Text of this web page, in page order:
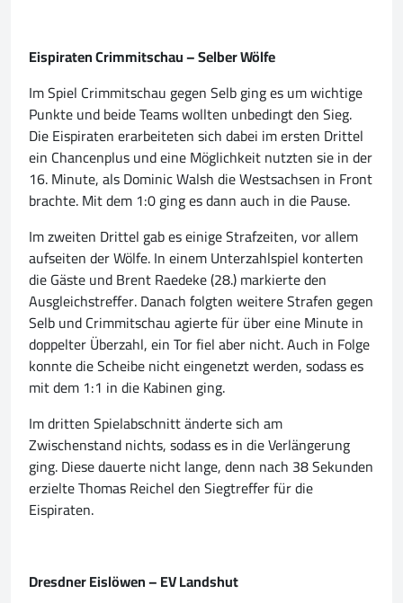
Eispiraten Crimmitschau – Selber Wölfe
Im Spiel Crimmitschau gegen Selb ging es um wichtige
Punkte und beide Teams wollten unbedingt den Sieg.
Die Eispiraten erarbeiteten sich dabei im ersten Drittel
ein Chancenplus und eine Möglichkeit nutzten sie in der
16. Minute, als Dominic Walsh die Westsachsen in Front
brachte. Mit dem 1:0 ging es dann auch in die Pause.
Im zweiten Drittel gab es einige Strafzeiten, vor allem
aufseiten der Wölfe. In einem Unterzahlspiel konterten
die Gäste und Brent Raedeke (28.) markierte den
Ausgleichstreffer. Danach folgten weitere Strafen gegen
Selb und Crimmitschau agierte für über eine Minute in
doppelter Überzahl, ein Tor fiel aber nicht. Auch in Folge
konnte die Scheibe nicht eingenetzt werden, sodass es
mit dem 1:1 in die Kabinen ging.
Im dritten Spielabschnitt änderte sich am
Zwischenstand nichts, sodass es in die Verlängerung
ging. Diese dauerte nicht lange, denn nach 38 Sekunden
erzielte Thomas Reichel den Siegtreffer für die
Eispiraten.
Dresdner Eislöwen – EV Landshut